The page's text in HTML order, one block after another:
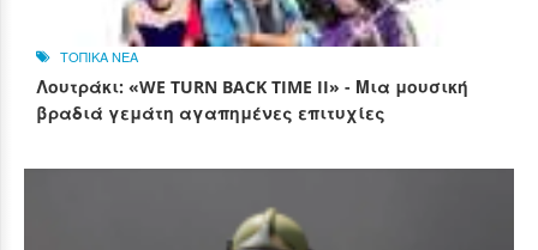
ΤΟΠΙΚΑ ΝΕΑ
Λουτράκι: «WE TURN BACK TIME II» - Μια μουσική
βραδιά γεμάτη αγαπημένες επιτυχίες